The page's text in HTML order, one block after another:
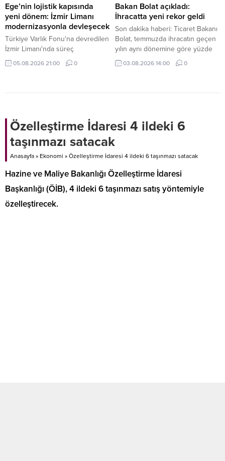
Ege’nin lojistik kapısında
yeni dönem: İzmir Limanı
modernizasyonla devleşecek
Türkiye Varlık Fonu'na devredilen
İzmir Limanı'nda süreç
tamamlandı. Mülkiyeti kamuda
kalacak dev tesis, Alport
05.08.2026 21:00 0
Bakan Bolat açıkladı:
İhracatta yeni rekor geldi
Son dakika haberi: Ticaret Bakanı
Bolat, temmuzda ihracatın geçen
yılın aynı dönemine göre yüzde
2,9 artarak 25,6 milyar dolara
ulaştığını ve en yüksek temmuz
03.08.2026 14:00 0
Özelleştirme İdaresi 4 ildeki 6
taşınmazı satacak
Anasayfa » Ekonomi » Özelleştirme İdaresi 4 ildeki 6 taşınmazı satacak
Hazine ve Maliye Bakanlığı Özelleştirme İdaresi
Başkanlığı (ÖİB), 4 ildeki 6 taşınmazı satış yöntemiyle
özelleştirecek.